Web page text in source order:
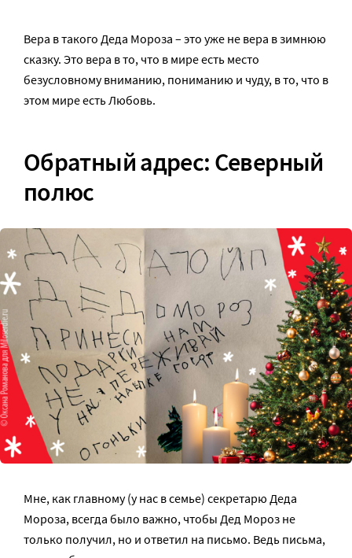
Вера в такого Деда Мороза – это уже не вера в зимнюю
сказку. Это вера в то, что в мире есть место
безусловному вниманию, пониманию и чуду, в то, что в
этом мире есть Любовь.
Обратный адрес: Северный
полюс
Мне, как главному (у нас в семье) секретарю Деда
Мороза, всегда было важно, чтобы Дед Мороз не
только получил, но и ответил на письмо. Ведь письма,